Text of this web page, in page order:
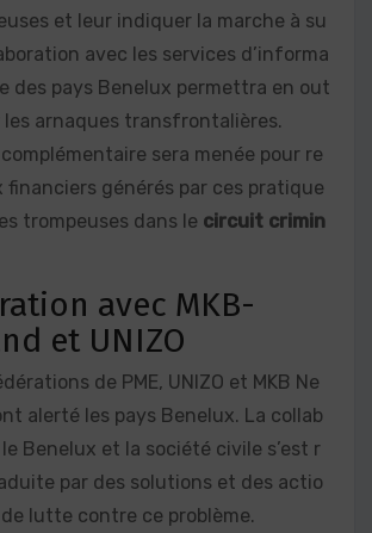
et leur indiquer la marche à su
avec les services d’informa
des pays Benelux permettra en out
les arnaques transfrontalières.
sera menée pour re
financiers générés par ces pratique
trompeuses dans le circuit crimin
avec MKB-
et UNIZO
de PME, UNIZO et MKB Ne
alerté les pays Benelux. La collab
Benelux et la société civile s’est r
par des solutions et des actio
lutte contre ce problème.